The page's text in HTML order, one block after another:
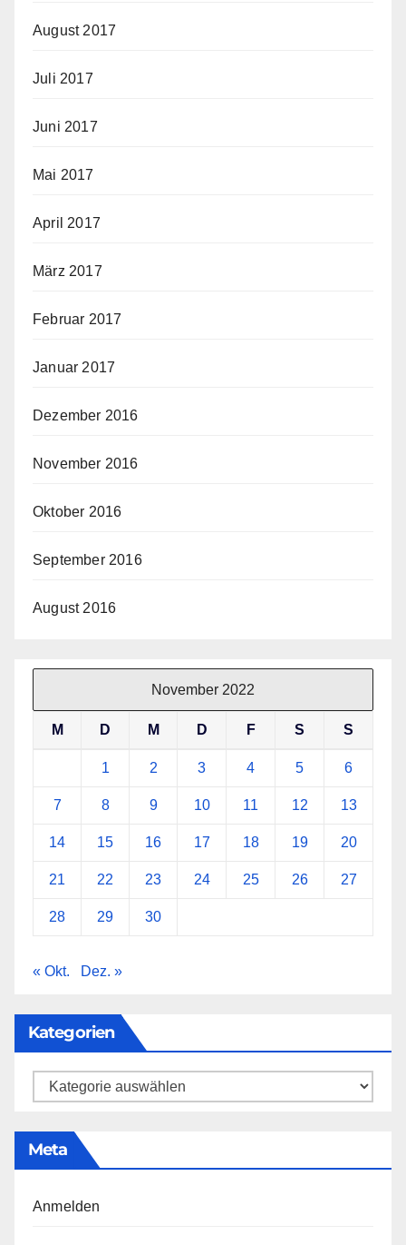
August 2017
Juli 2017
Juni 2017
Mai 2017
April 2017
März 2017
Februar 2017
Januar 2017
Dezember 2016
November 2016
Oktober 2016
September 2016
August 2016
November 2022
M D M D F S S
1 2 3 4 5 6
7 8 9 10 11 12 13
14 15 16 17 18 19 20
21 22 23 24 25 26 27
28 29 30
« Okt. Dez. »
Kategorien
Kategorien
Meta
Anmelden